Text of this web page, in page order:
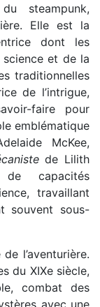
steampunk,
Elle est la
dont les
et de la
traditionnelles
de l’intrigue,
faire pour
emblématique
McKee,
de Lilith
capacités
travaillant
souvent sous-
l’aventurière.
du XIXe siècle,
combat des
avec une